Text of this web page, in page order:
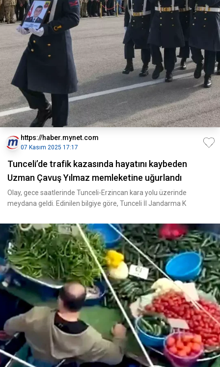
https://haber.mynet.com
07 Kasım 2025 17:17
Tunceli’de trafik kazasında hayatını kaybeden
Uzman Çavuş Yılmaz memleketine uğurlandı
Olay, gece saatlerinde Tunceli-Erzincan kara yolu üzerinde
meydana geldi. Edinilen bilgiye göre, Tunceli İl Jandarma K